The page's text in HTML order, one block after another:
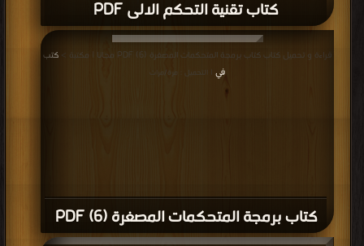
كتاب تقنية التحكم الالى PDF
كتاب برمجة المتحكمات المصغرة (6) PDF
قراءة و تحميل كتاب كتاب برمجة المتحكمات المصغرة (6) PDF مجانا | مكتبة >
كتب
في
| التحميل : مرة/مرات